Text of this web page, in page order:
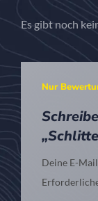
Es gibt noch
Nur
Deine E-